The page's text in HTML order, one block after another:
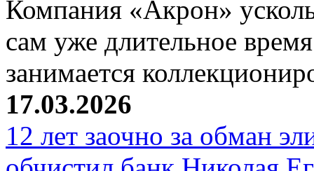
Компания «Акрон»
сам уже длительное
занимается
17.03.2026
12 лет заочно за обман